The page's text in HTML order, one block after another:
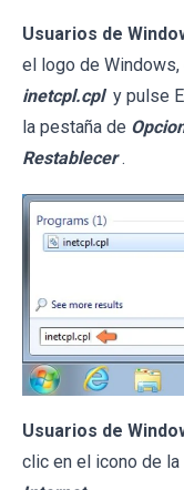
Usuarios de
el logo de
inetcpl.cpl y pulse
la pestaña de
Restablecer .
Usuarios de
clic en el icono de la